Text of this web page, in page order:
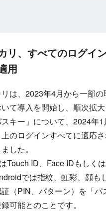
リ、すべてのログイ
用
は、2023年4月から一部
て導入を開始し、順次拡
キー」について、2024年1
のログインすべてに適応
した。
Touch ID、Face IDもしく
では指紋、虹彩、顔も
（PIN、パターン）を「パ
可能とのことです。